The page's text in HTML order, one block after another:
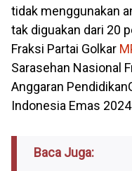
tidak menggunakan
tak diguakan dari 20
Fraksi Partai Golkar
Sarasehan Nasional
Anggaran
Indonesia Emas
Baca Juga: